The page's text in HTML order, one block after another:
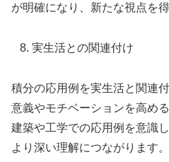
が明確になり、新たな視点を
実生活との関連付け
積分の応用例を実生活と関連
意義やモチベーションを高め
建築や工学での応用例を意識
より深い理解につながります。